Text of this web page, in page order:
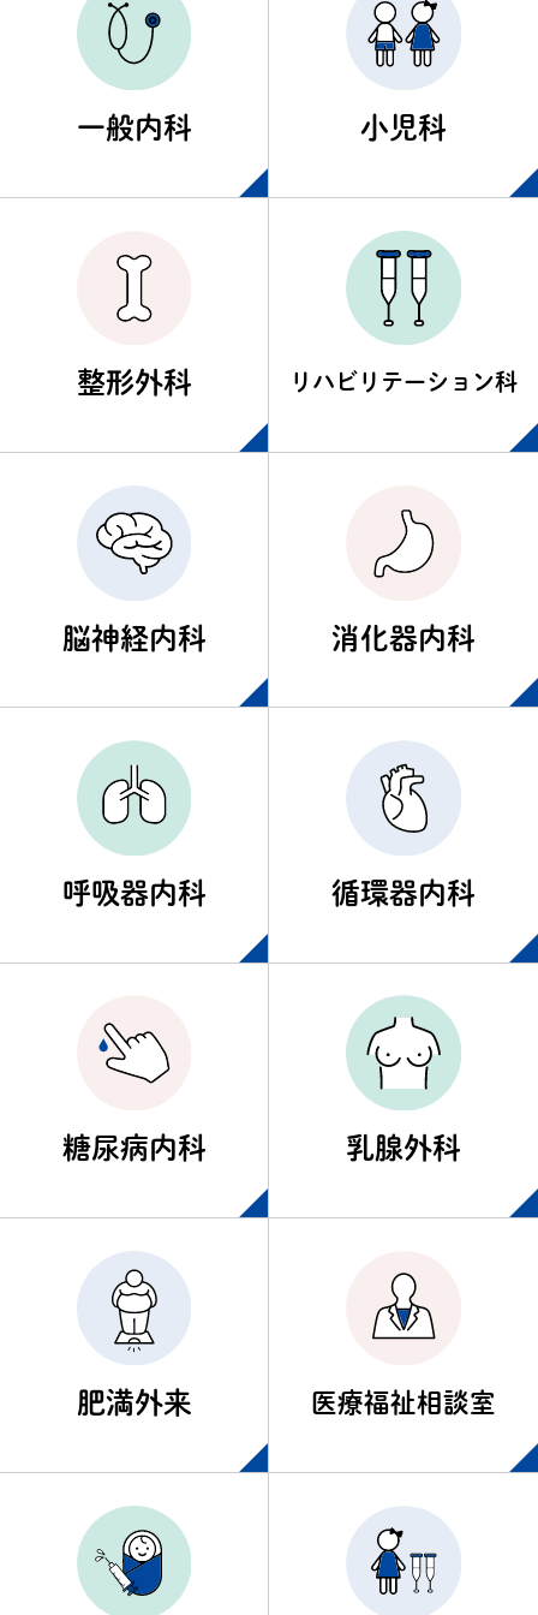
一般内科 小児科
整形外科 リハビリテーション科
脳神経内科 消化器内科
呼吸器内科 循環器内科
糖尿病内科 乳腺外科
肥満外来 医療福祉相談室